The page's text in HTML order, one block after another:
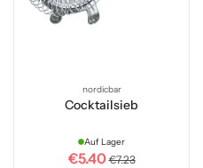
nordicbar
Cocktailsieb
Auf Lager
€5.40 €7.23